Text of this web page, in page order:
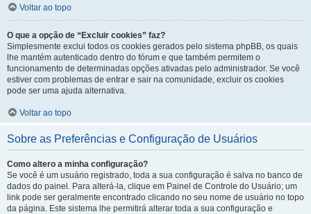
Voltar ao topo
O que a opção de “Excluir cookies” faz?
Simplesmente exclui todos os cookies gerados pelo sistema phpBB, os quais
lhe mantém autenticado dentro do fórum e que também permitem o
funcionamento de determinadas opções ativadas pelo administrador. Se você
estiver com problemas de entrar e sair na comunidade, excluir os cookies
pode ser uma ajuda alternativa.
Voltar ao topo
Sobre as Preferências e Configuração de Usuários
Como altero a minha configuração?
Se você é um usuário registrado, toda a sua configuração é salva no banco de
dados do painel. Para alterá-la, clique em Painel de Controle do Usuário; um
link pode ser geralmente encontrado clicando no seu nome de usuário no topo
da página. Este sistema lhe permitirá alterar toda a sua configuração e